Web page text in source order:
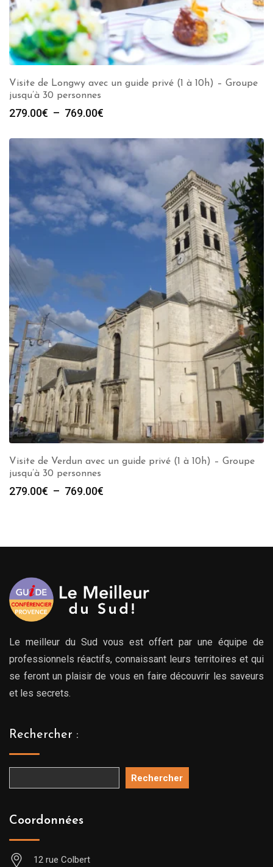
Visite de Longwy avec un guide privé (1 à 10h) – Groupe
jusqu’à 30 personnes
279.00€ – 769.00€
prix :
279.00€
à
769.00€
Visite de Verdun avec un guide privé (1 à 10h) – Groupe
jusqu’à 30 personnes
279.00€ – 769.00€
à
Le meilleur du Sud vous est offert par une équipe de
professionnels réactifs, connaissant leurs territoires et qui
se feront un plaisir de vous en faire découvrir les saveurs
et les secrets.
Rechercher :
Rechercher
Coordonnées
12 rue Colbert